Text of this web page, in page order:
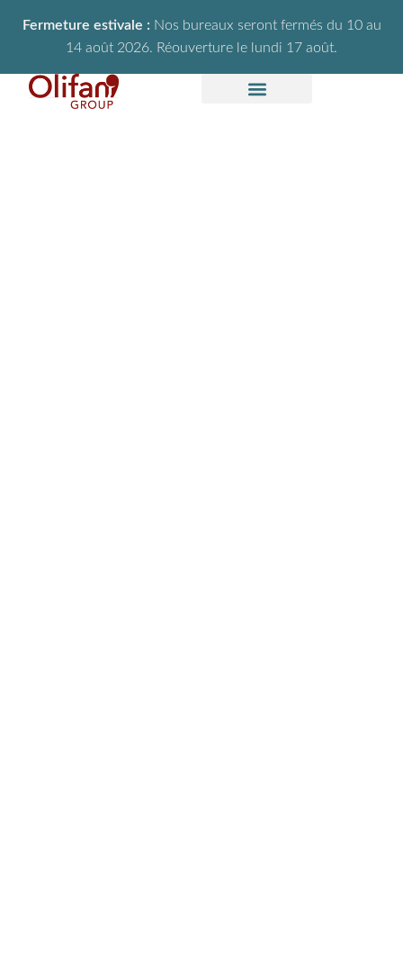
Fermeture estivale : Nos bureaux seront fermés du 10 au
14 août 2026. Réouverture le lundi 17 août.